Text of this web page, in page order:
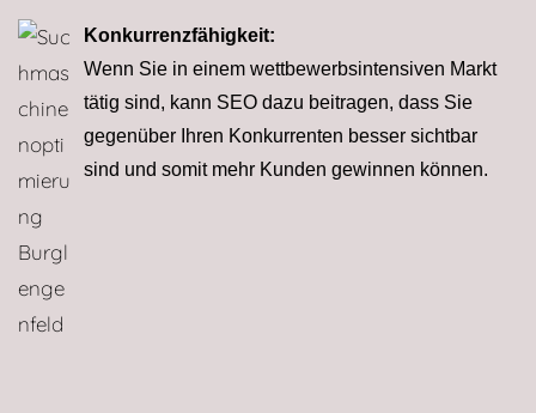
Konkurrenzfähigkeit:
Wenn Sie in einem wettbe­werbs­intensiven Markt
tätig sind, kann SEO dazu bei­tra­gen, dass Sie
gegenüber Ihren Konkurrenten besser sichtbar
sind und somit mehr Kunden gewinnen können.